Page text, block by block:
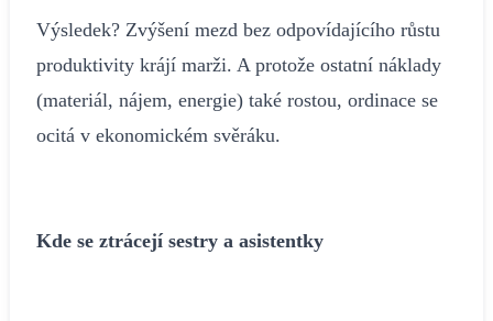
Výsledek? Zvýšení mezd bez odpovídajícího růstu
produktivity krájí marži. A protože ostatní náklady
(materiál, nájem, energie) také rostou, ordinace se
ocitá v ekonomickém svěráku.
Kde se ztrácejí sestry a asistentky